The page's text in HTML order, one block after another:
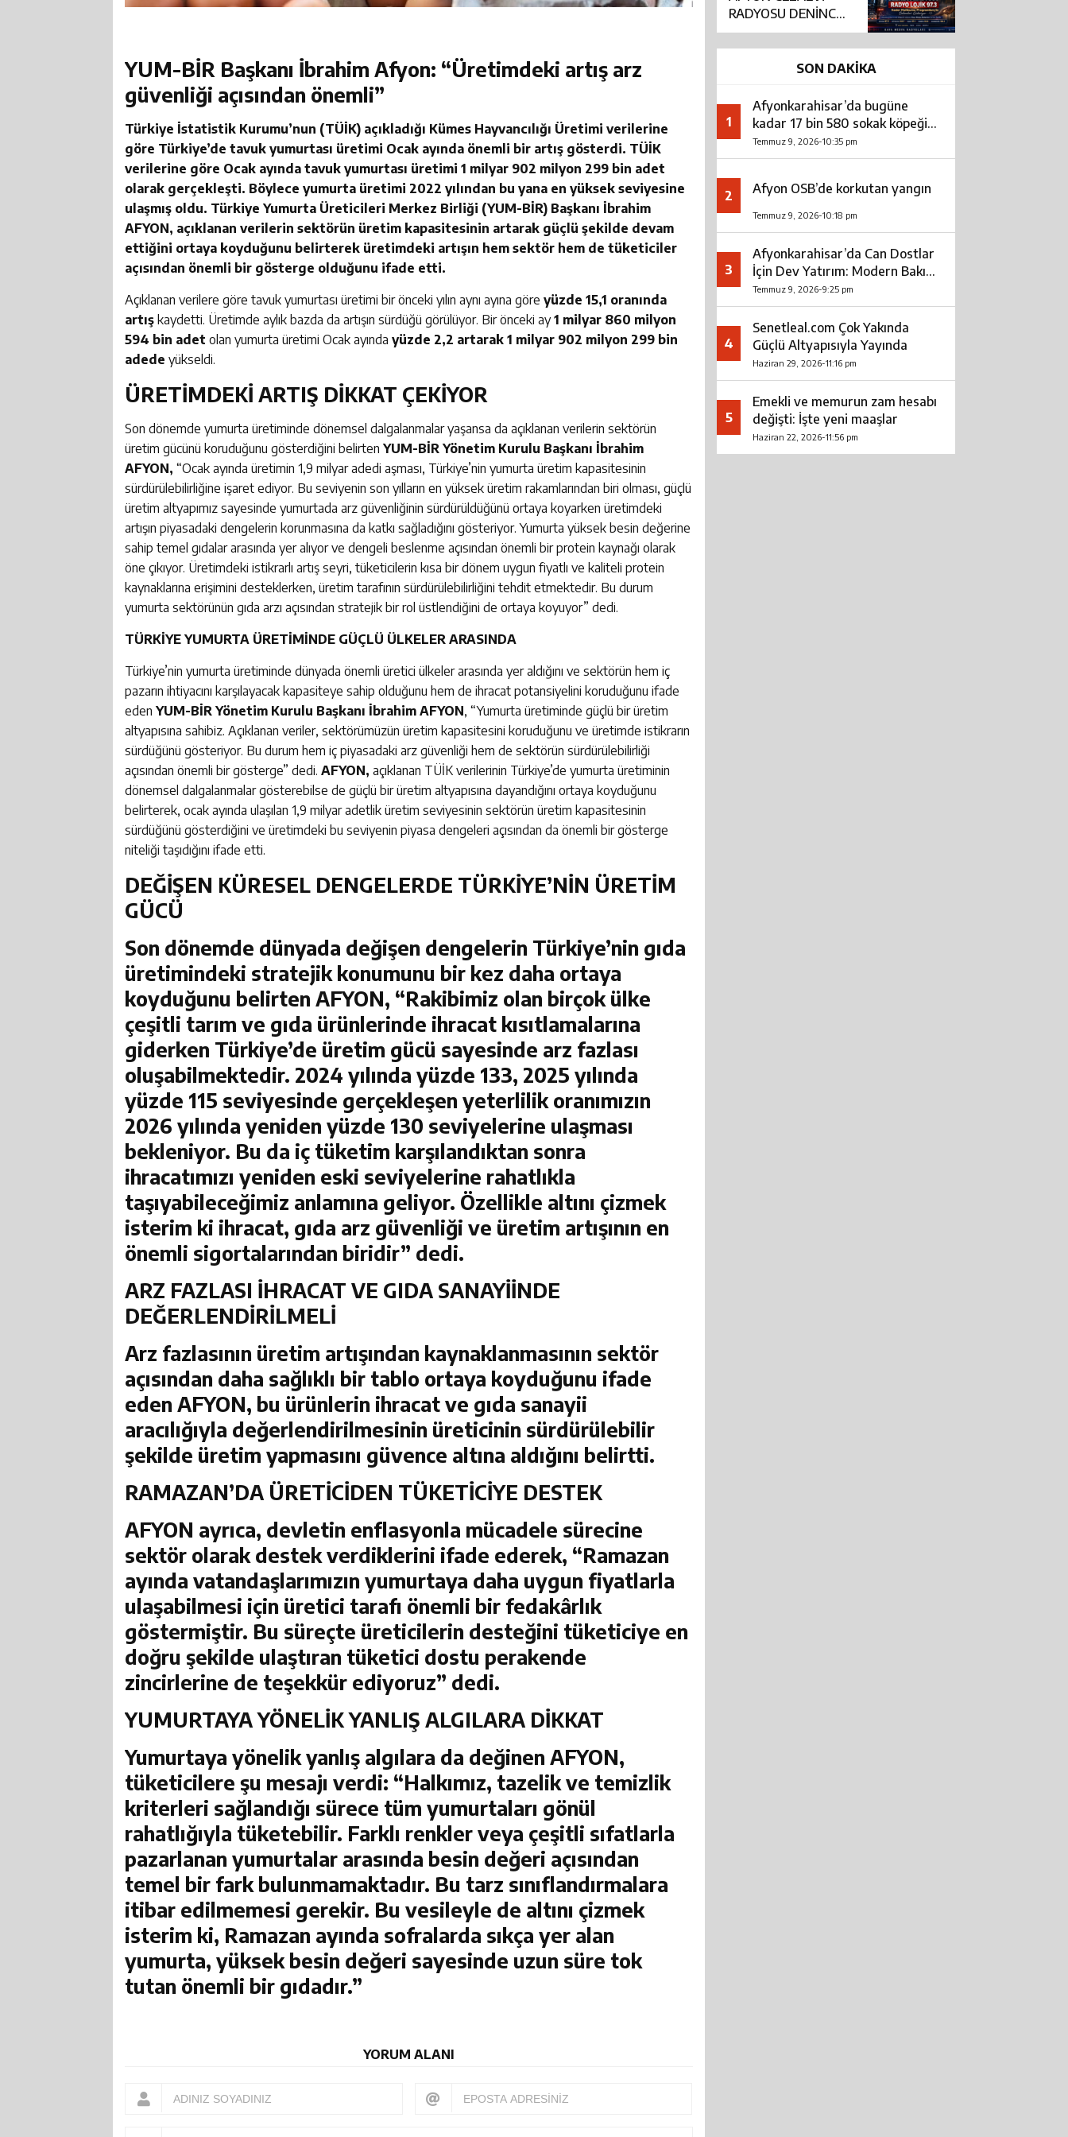
YUM-BİR Başkanı İbrahim Afyon: “Üretimdeki artış arz
güvenliği açısından önemli”
Türkiye İstatistik Kurumu’nun (TÜİK) açıkladığı Kümes Hayvancılığı Üretimi verilerine
göre Türkiye’de tavuk yumurtası üretimi Ocak ayında önemli bir artış gösterdi. TÜİK
verilerine göre Ocak ayında tavuk yumurtası üretimi 1 milyar 902 milyon 299 bin adet
olarak gerçekleşti. Böylece yumurta üretimi 2022 yılından bu yana en yüksek seviyesine
ulaşmış oldu. Türkiye Yumurta Üreticileri Merkez Birliği (YUM-BİR) Başkanı İbrahim
AFYON, açıklanan verilerin sektörün üretim kapasitesinin artarak güçlü şekilde devam
ettiğini ortaya koyduğunu belirterek üretimdeki artışın hem sektör hem de tüketiciler
açısından önemli bir gösterge olduğunu ifade etti.
Açıklanan verilere göre tavuk yumurtası üretimi bir önceki yılın aynı ayına göre yüzde 15,1 oranında
artış kaydetti. Üretimde aylık bazda da artışın sürdüğü görülüyor. Bir önceki ay1 milyar 860 milyon
594 bin adet olan yumurta üretimi Ocak ayında yüzde 2,2 artarak 1 milyar 902 milyon 299 bin
adede yükseldi.
ÜRETİMDEKİ ARTIŞ DİKKAT ÇEKİYOR
Son dönemde yumurta üretiminde dönemsel dalgalanmalar yaşansa da açıklanan verilerin sektörün
üretim gücünü koruduğunu gösterdiğini belirten YUM-BİR Yönetim Kurulu Başkanı İbrahim
AFYON, “Ocak ayında üretimin 1,9 milyar adedi aşması, Türkiye’nin yumurta üretim kapasitesinin
sürdürülebilirliğine işaret ediyor. Bu seviyenin son yılların en yüksek üretim rakamlarından biri olması, güçlü
üretim altyapımız sayesinde yumurtada arz güvenliğinin sürdürüldüğünü ortaya koyarken üretimdeki
artışın piyasadaki dengelerin korunmasına da katkı sağladığını gösteriyor. Yumurta yüksek besin değerine
sahip temel gıdalar arasında yer alıyor ve dengeli beslenme açısından önemli bir protein kaynağı olarak
öne çıkıyor. Üretimdeki istikrarlı artış seyri, tüketicilerin kısa bir dönem uygun fiyatlı ve kaliteli protein
kaynaklarına erişimini desteklerken, üretim tarafının sürdürülebilirliğini tehdit etmektedir. Bu durum
yumurta sektörünün gıda arzı açısından stratejik bir rol üstlendiğini de ortaya koyuyor” dedi.
TÜRKİYE YUMURTA ÜRETİMİNDE GÜÇLÜ ÜLKELER ARASINDA
Türkiye’nin yumurta üretiminde dünyada önemli üretici ülkeler arasında yer aldığını ve sektörün hem iç
pazarın ihtiyacını karşılayacak kapasiteye sahip olduğunu hem de ihracat potansiyelini koruduğunu ifade
eden YUM-BİR Yönetim Kurulu Başkanı İbrahim AFYON, “Yumurta üretiminde güçlü bir üretim
altyapısına sahibiz. Açıklanan veriler, sektörümüzün üretim kapasitesini koruduğunu ve üretimde istikrarın
sürdüğünü gösteriyor. Bu durum hem iç piyasadaki arz güvenliği hem de sektörün sürdürülebilirliği
açısından önemli bir gösterge” dedi. AFYON, açıklanan TÜİK verilerinin Türkiye’de yumurta üretiminin
dönemsel dalgalanmalar gösterebilse de güçlü bir üretim altyapısına dayandığını ortaya koyduğunu
belirterek, ocak ayında ulaşılan 1,9 milyar adetlik üretim seviyesinin sektörün üretim kapasitesinin
sürdüğünü gösterdiğini ve üretimdeki bu seviyenin piyasa dengeleri açısından da önemli bir gösterge
niteliği taşıdığını ifade etti.
DEĞİŞEN KÜRESEL DENGELERDE TÜRKİYE’NİN ÜRETİM
GÜCÜ
Son dönemde dünyada değişen dengelerin Türkiye’nin gıda
üretimindeki stratejik konumunu bir kez daha ortaya
koyduğunu belirten AFYON, “Rakibimiz olan birçok ülke
çeşitli tarım ve gıda ürünlerinde ihracat kısıtlamalarına
giderken Türkiye’de üretim gücü sayesinde arz fazlası
oluşabilmektedir. 2024 yılında yüzde 133, 2025 yılında
yüzde 115 seviyesinde gerçekleşen yeterlilik oranımızın
2026 yılında yeniden yüzde 130 seviyelerine ulaşması
bekleniyor. Bu da iç tüketim karşılandıktan sonra
ihracatımızı yeniden eski seviyelerine rahatlıkla
taşıyabileceğimiz anlamına geliyor. Özellikle altını çizmek
isterim ki ihracat, gıda arz güvenliği ve üretim artışının en
önemli sigortalarından biridir” dedi.
ARZ FAZLASI İHRACAT VE GIDA SANAYİİNDE
DEĞERLENDİRİLMELİ
Arz fazlasının üretim artışından kaynaklanmasının sektör
açısından daha sağlıklı bir tablo ortaya koyduğunu ifade
eden AFYON, bu ürünlerin ihracat ve gıda sanayii
aracılığıyla değerlendirilmesinin üreticinin sürdürülebilir
şekilde üretim yapmasını güvence altına aldığını belirtti.
RAMAZAN’DA ÜRETİCİDEN TÜKETİCİYE DESTEK
AFYON ayrıca, devletin enflasyonla mücadele sürecine
sektör olarak destek verdiklerini ifade ederek, “Ramazan
ayında vatandaşlarımızın yumurtaya daha uygun fiyatlarla
ulaşabilmesi için üretici tarafı önemli bir fedakârlık
göstermiştir. Bu süreçte üreticilerin desteğini tüketiciye en
doğru şekilde ulaştıran tüketici dostu perakende
zincirlerine de teşekkür ediyoruz” dedi.
YUMURTAYA YÖNELİK YANLIŞ ALGILARA DİKKAT
Yumurtaya yönelik yanlış algılara da değinen AFYON,
tüketicilere şu mesajı verdi: “Halkımız, tazelik ve temizlik
kriterleri sağlandığı sürece tüm yumurtaları gönül
rahatlığıyla tüketebilir. Farklı renkler veya çeşitli sıfatlarla
pazarlanan yumurtalar arasında besin değeri açısından
temel bir fark bulunmamaktadır. Bu tarz sınıflandırmalara
itibar edilmemesi gerekir. Bu vesileyle de altını çizmek
isterim ki, Ramazan ayında sofralarda sıkça yer alan
yumurta, yüksek besin değeri sayesinde uzun süre tok
tutan önemli bir gıdadır.”
YORUM ALANI
RADYOSU DENİNCE
AKLA GELEN İSİM:
RADYO LOJİK 97.3
SON DAKİKA
1
Afyonkarahisar’da bugüne
kadar 17 bin 580 sokak köpeği
toplandı
Temmuz 9, 2026-10:35 pm
2 Afyon OSB’de korkutan yangın
Temmuz 9, 2026-10:18 pm
3
Afyonkarahisar’da Can Dostlar
İçin Dev Yatırım: Modern Bakım
ve Rehabilitasyon Merkezi Açıldı
Temmuz 9, 2026-9:25 pm
4
Senetleal.com Çok Yakında
Güçlü Altyapısıyla Yayında
Haziran 29, 2026-11:16 pm
5
Emekli ve memurun zam hesabı
değişti: İşte yeni maaşlar
Haziran 22, 2026-11:56 pm